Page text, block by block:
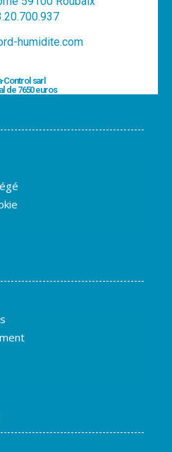
humidite.com
Control sarl
de 7650 euros